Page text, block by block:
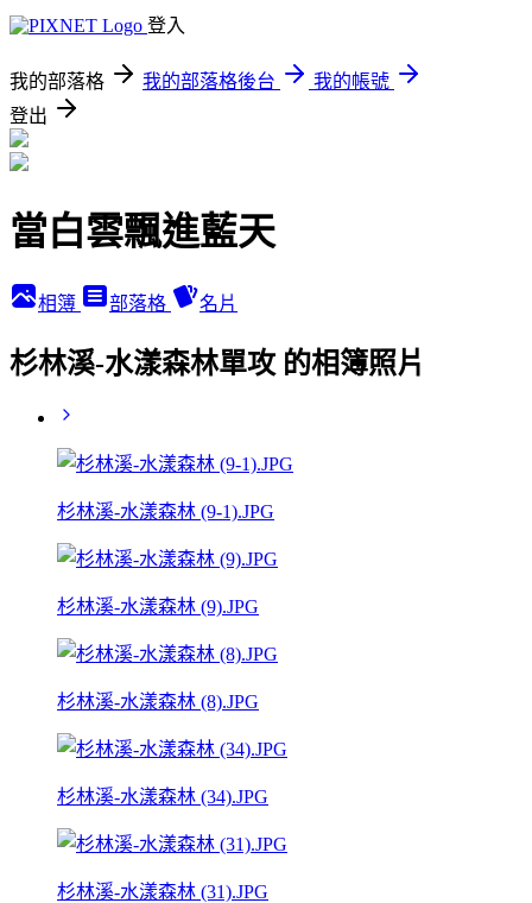
登入
我的部落格 我的部落格後台
我的帳號
登出
當白雲飄進藍天
相簿 部落格 名片
杉林溪-水漾森林單攻 的相簿照片
杉林溪-水漾森林 (9-1).JPG
杉林溪-水漾森林 (9).JPG
杉林溪-水漾森林 (8).JPG
杉林溪-水漾森林 (34).JPG
杉林溪-水漾森林 (31).JPG